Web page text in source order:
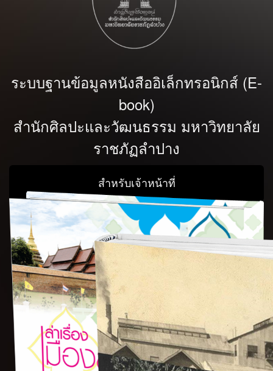
ระบบฐานข้อมูลหนังสืออิเล็กทรอนิกส์ (E-
book)
สำนักศิลปะและวัฒนธรรม มหาวิทยาลัย
ราชภัฏลำปาง
สำหรับเจ้าหน้าที่